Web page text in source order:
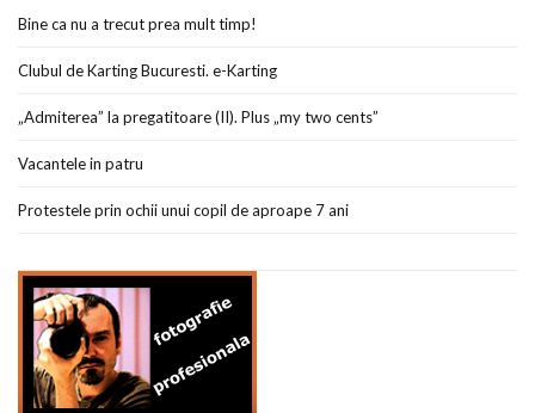
Bine ca nu a trecut prea mult timp!
Clubul de Karting Bucuresti. e-Karting
„Admiterea” la pregatitoare (II). Plus „my two cents”
Vacantele in patru
Protestele prin ochii unui copil de aproape 7 ani